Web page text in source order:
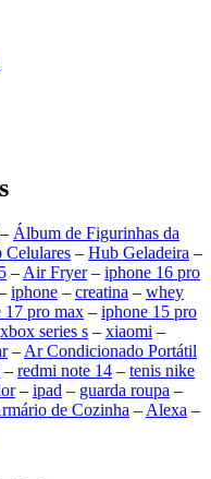
– Álbum de Figurinhas da
Celulares – Hub Geladeira –
–Air Fryer– iphone 16 pro
iphone – creatina – whey
17 pro max – iphone 15 pro
xbox series s – xiaomi –
–Ar Condicionado Portátil
– redmi note 14 – tenis nike
– ipad – guarda roupa –
de Cozinha –Alexa –